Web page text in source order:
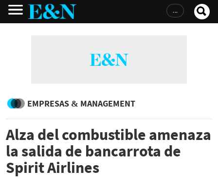
INGRESAR
EMPRESAS & MANAGEMENT
Alza del combustible amenaza
la salida de bancarrota de
Spirit Airlines